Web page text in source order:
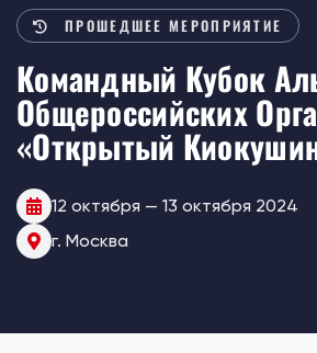
ПРОШЕДШЕЕ МЕРОПРИЯТИЕ
Командный Кубок
Общероссийских
«Открытый
12 октября — 13 октября 2024
г. Москва